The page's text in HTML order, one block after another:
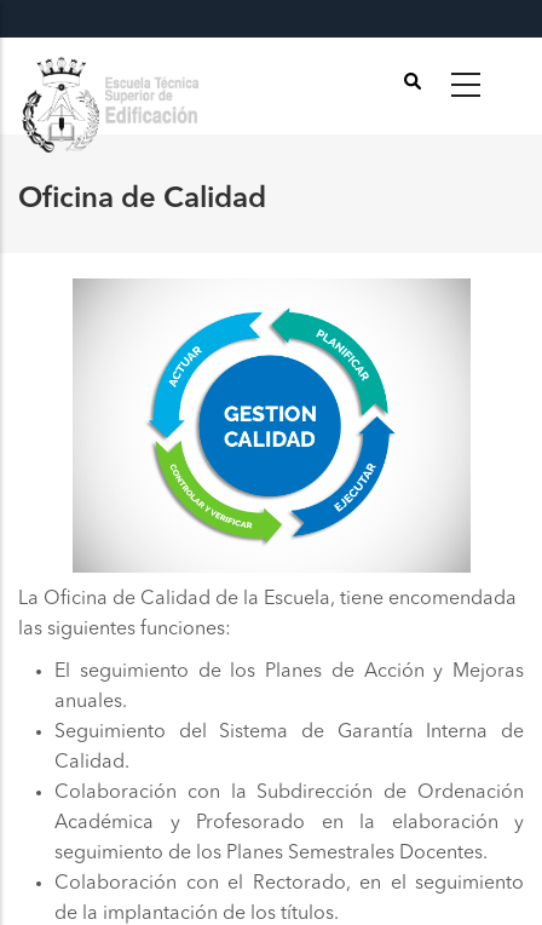
contenido
principal
Oficina de Calidad
La Oficina de Calidad de la Escuela, tiene encomendada
las siguientes funciones:
El seguimiento de los Planes de Acción y Mejoras
anuales.
Seguimiento del Sistema de Garantía Interna de
Calidad.
Colaboración con la Subdirección de Ordenación
Académica y Profesorado en la elaboración y
seguimiento de los Planes Semestrales Docentes.
Colaboración con el Rectorado, en el seguimiento
de la implantación de los títulos.